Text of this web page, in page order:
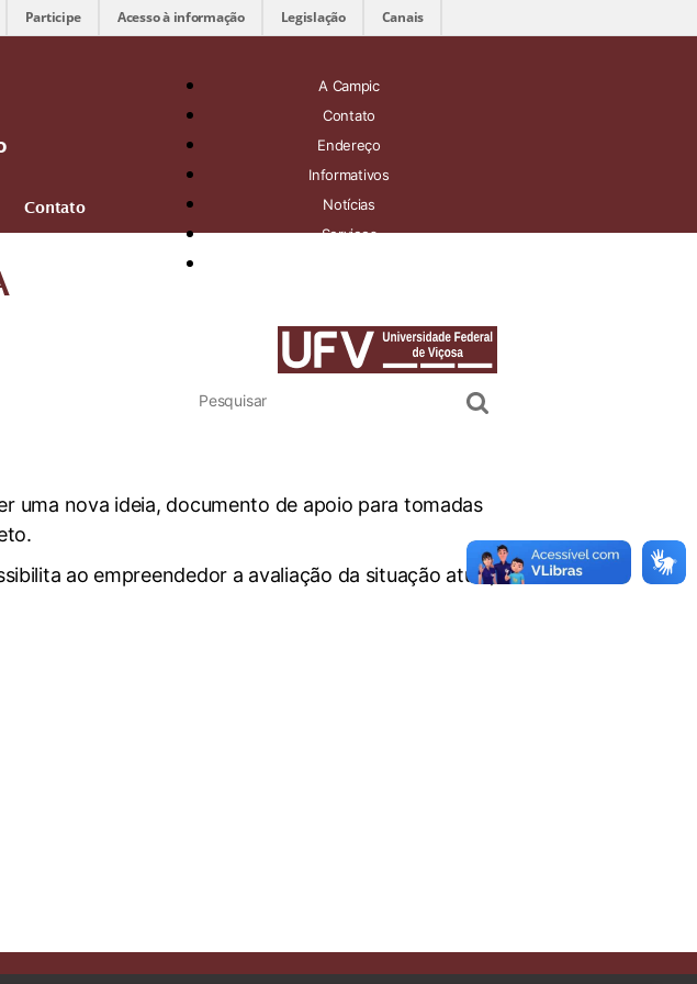
Participe Acesso à informação Legislação Canais
A Campic
Contato
Endereço
Informativos
Notícias
Serviços
Contato
uma nova ideia, documento de apoio para tomadas
ao empreendedor a avaliação da situação atual,